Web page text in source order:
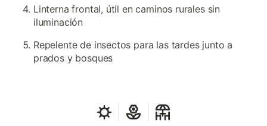
Linterna frontal, útil en caminos rurales sin
iluminación
Repelente de insectos para las tardes junto a
prados y bosques